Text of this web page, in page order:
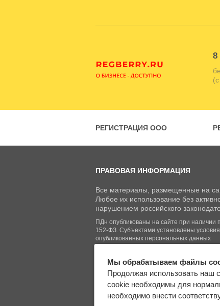
8
РЕГИСТРАЦИЯ ООО
ПРАВОВАЯ ИНФОРМАЦИЯ
Все материалы, размещенные на
Любое их использование без
нарушением российского
ПДн опубликованы на сайте при наличии
152-ФЗ. Субъектами установлены
опубликованных персональных данных
© Regberry.ru, 2013–2026
Все права защищены
Мы обрабатываем файлы
Продолжая использовать наш
cookie необходимы для
необходимо внести